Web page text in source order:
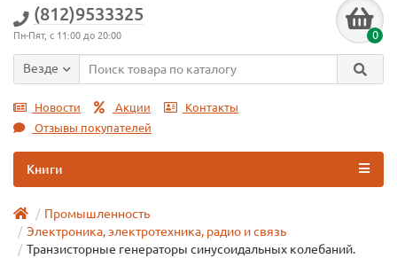
(812)9533325
Пн-Пят, с 11:00 до 20:00 0
Везде
Новости Акции
Контакты
Отзывы покупателей
Книги
Промышленность
Электроника, электротехника, радио и связь
Транзисторные генераторы синусоидальных колебаний.